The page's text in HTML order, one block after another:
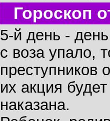
Гороскоп
5-й день -
с воза упало,
их акция
наказана.